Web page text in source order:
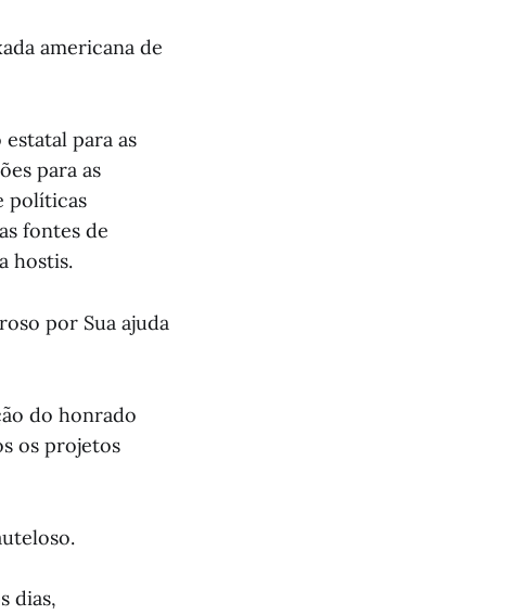
americana de
para as
para as
políticas
fontes de
hostis.
por Sua ajuda
do honrado
os projetos
dias,